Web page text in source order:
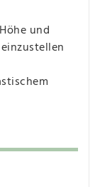
und
einzustellen